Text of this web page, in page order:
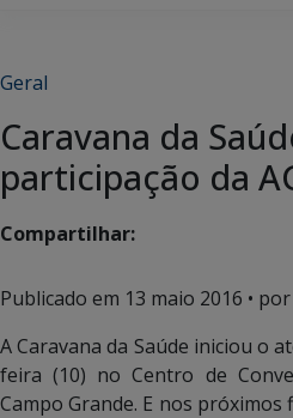
Geral
Caravana da
participação da
Compartilhar:
Publicado em 13 maio 2016 • por
A Caravana da Saúde iniciou o
feira (10) no Centro de
Campo Grande. E nos próximos